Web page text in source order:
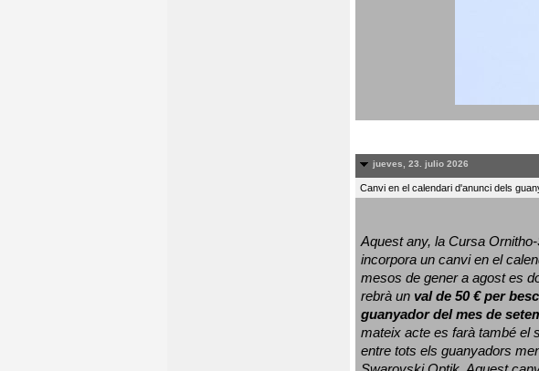
jueves, 23. julio 2026
Canvi en el calendari d'anunci dels
Aquest any, la Cursa
incorpora un canvi en el
mesos de gener a agost es
rebrà un val de 50 € per
guanyador del mes de
mateix acte es farà també el
entre tots els guanyadors